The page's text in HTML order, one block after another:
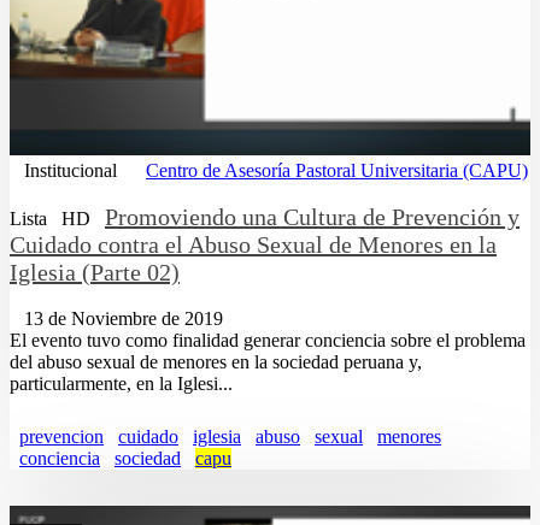
Institucional Centro de Asesoría Pastoral Universitaria (CAPU)
Lista HD
Promoviendo una Cultura de Prevención y
Cuidado contra el Abuso Sexual de Menores en la
Iglesia (Parte 02)
13 de Noviembre de 2019
El evento tuvo como finalidad generar conciencia sobre el problema
del abuso sexual de menores en la sociedad peruana y,
particularmente, en la Iglesi...
prevencion cuidado iglesia abuso sexual
menores
conciencia
sociedad capu